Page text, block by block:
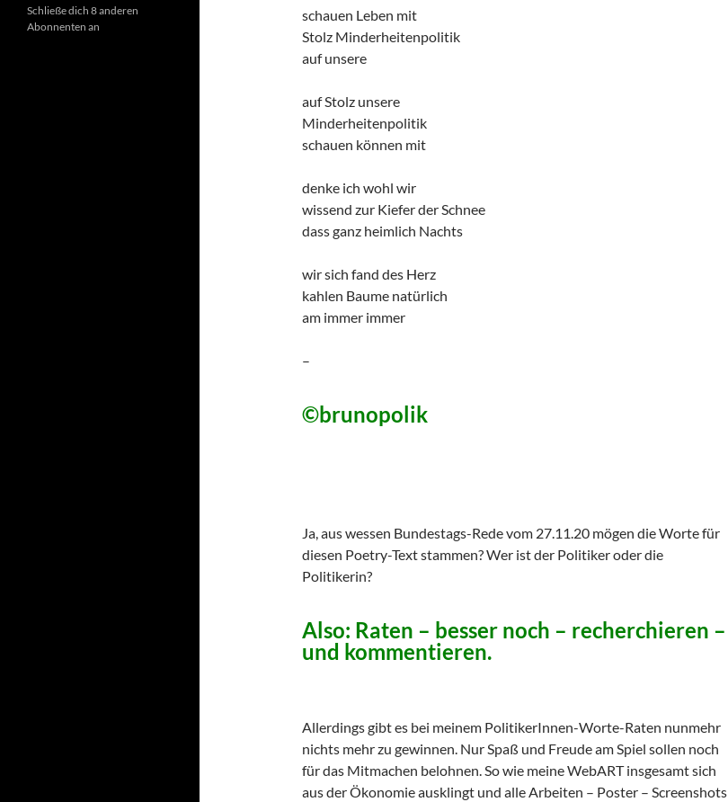
schauen Leben mit
Stolz Minderheitenpolitik
auf unsere
auf Stolz unsere
Minderheitenpolitik
schauen können mit
denke ich wohl wir
wissend zur Kiefer der Schnee
dass ganz heimlich Nachts
wir sich fand des Herz
kahlen Baume natürlich
am immer immer
–
©brunopolik
Ja, aus wessen Bundestags-Rede vom 27.11.20 mögen die Worte für
diesen Poetry-Text stammen? Wer ist der Politiker oder die
Politikerin?
Also: Raten – besser noch – recherchieren –
und kommentieren.
Allerdings gibt es bei meinem PolitikerInnen-Worte-Raten nunmehr
nichts mehr zu gewinnen. Nur Spaß und Freude am Spiel sollen noch
für das Mitmachen belohnen. So wie meine WebART insgesamt sich
aus der Ökonomie ausklingt und alle Arbeiten – Poster – Screenshots
Schließe dich 8 anderen
Abonnenten an